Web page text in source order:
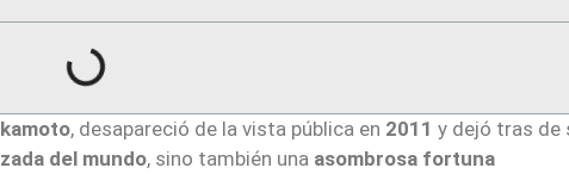
, desapareció de la vista pública en 2011 y dejó tras de
del mundo, sino también una asombrosa fortuna